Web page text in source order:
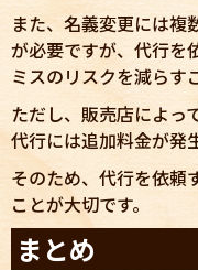
また、名義変更には複
が必要ですが、代行を
ミスのリスクを減らす
ただし、販売店によっ
代行には追加料金が発
そのため、代行を依頼
ことが大切です。
まとめ